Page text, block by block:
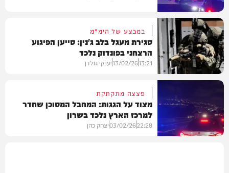
בעולם
חדשות
במבצע של הימ"מ
סגירת מעגל בלב ג'נין: סייען הפיגוע
הרצחני בפונדוק נלכד
13:21
13/02/26יענקי גולדן
פצצה מתקתקת
מצוד על הגגות: המחבל המסוכן שחדר
למרכז הארץ נלכד בשרון
22:28
03/02/26יצחק כהן